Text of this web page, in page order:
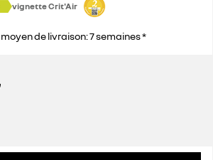
vignette Crit'Air
de livraison: 7 semaines *